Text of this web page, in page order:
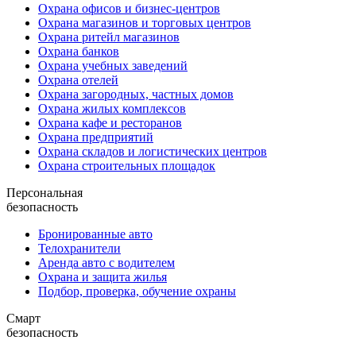
Охрана офисов и бизнес-центров
Охрана магазинов и торговых центров
Охрана ритейл магазинов
Охрана банков
Охрана учебных заведений
Охрана отелей
Охрана загородных, частных домов
Охрана жилых комплексов
Охрана кафе и ресторанов
Охрана предприятий
Охрана складов и логистических центров
Охрана строительных площадок
Персональная
безопасность
Бронированные авто
Телохранители
Аренда авто с водителем
Охрана и защита жилья
Подбор, проверка, обучение охраны
Смарт
безопасность